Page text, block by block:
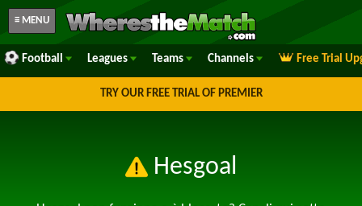
≡ MENU
Football Leagues Teams Channels Free Trial
TRY OUR FREE TRIAL OF PREMIER
Hesgoal